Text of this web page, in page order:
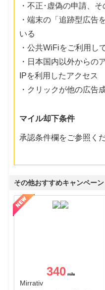
・不正･虚偽の申請、
・端末の「追跡型広告
いる
・公共WiFiをご利用し
・日本国内以外からの
IPを利用したアクセス
・クリックが他の広告
マイル却下条件
承認条件欄をご参照く
その他おすすめキャンペーン
340
Mirrativ